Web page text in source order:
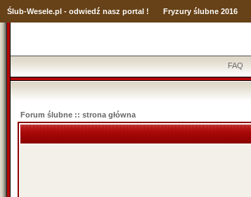
Ślub-Wesele.pl - odwiedź nasz portal ! Fryzury ślubne 2016
FAQ
Forum ślubne :: strona główna